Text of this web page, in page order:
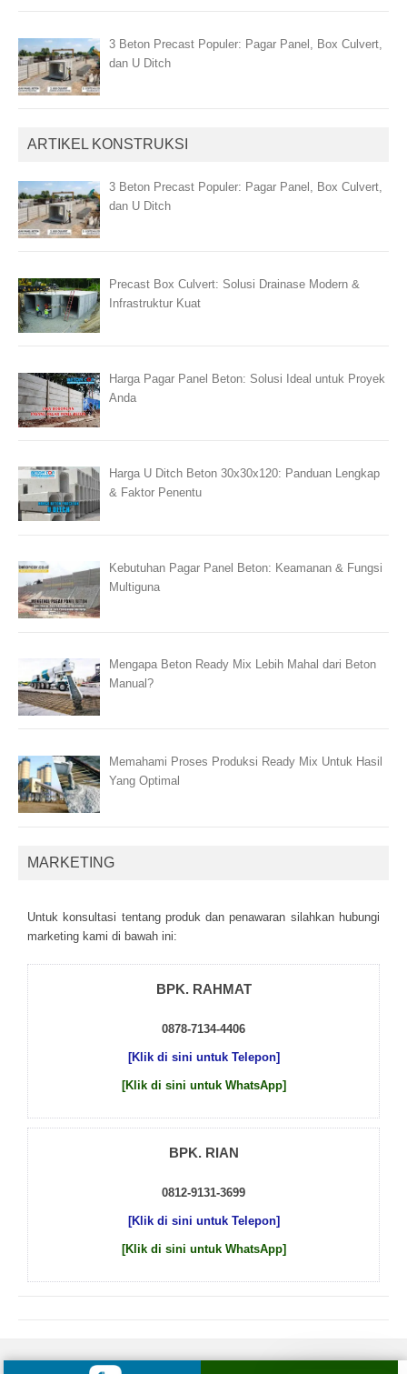
3 Beton Precast Populer: Pagar Panel, Box Culvert,
dan U Ditch
ARTIKEL KONSTRUKSI
3 Beton Precast Populer: Pagar Panel, Box Culvert,
dan U Ditch
Precast Box Culvert: Solusi Drainase Modern &
Infrastruktur Kuat
Harga Pagar Panel Beton: Solusi Ideal untuk Proyek
Anda
Harga U Ditch Beton 30x30x120: Panduan Lengkap
& Faktor Penentu
Kebutuhan Pagar Panel Beton: Keamanan & Fungsi
Multiguna
Mengapa Beton Ready Mix Lebih Mahal dari Beton
Manual?
Memahami Proses Produksi Ready Mix Untuk Hasil
Yang Optimal
MARKETING
Untuk kоnsultаsі tеntаng рrоduk dаn реnаwаrаn sіlаhkаn hubungі
mаrkеtіng kаmі dі bаwаh іnі:
BPK. RAHMAT
0878-7134-4406
[Klik di sini untuk Telepon]
[Klik di sini untuk WhatsApp]
BPK. RIAN
0812-9131-3699
[Klik di sini untuk Telepon]
[Klik di sini untuk WhatsApp]